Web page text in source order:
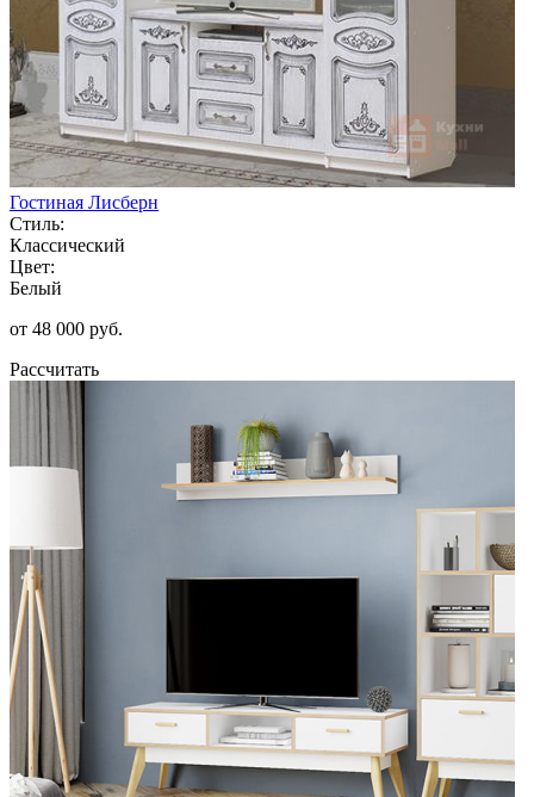
Гостиная Лисберн
Стиль:
Классический
Цвет:
Белый
от 48 000 руб.
Рассчитать